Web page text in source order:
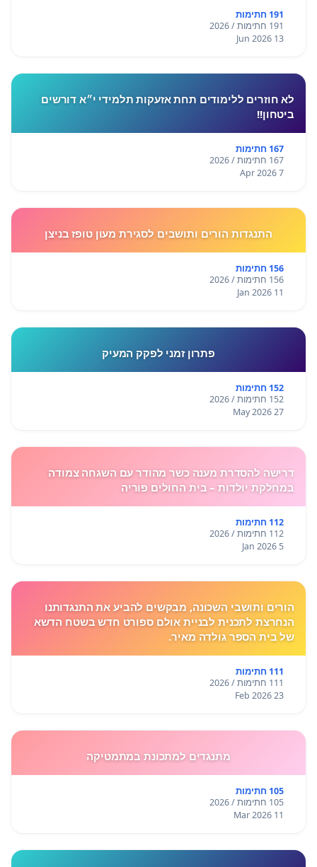
191 חתימות
191 חתימות / 2026
13 Jun 2026
לא חוזרים ללימודים תחת אזעקות תלמידי י״א דורשים
ביטחון!!
167 חתימות
167 חתימות / 2026
7 Apr 2026
התנגדות הורים ותושבים לסגירת מעון טופז בניצן
156 חתימות
156 חתימות / 2026
11 Jan 2026
פתרון זמני לפקק המעיק
152 חתימות
152 חתימות / 2026
27 May 2026
דרישה להסדרת מענה כשר מהודר עם השגחה צמודה
במחלקת יולדות – בית החולים פוריה
112 חתימות
112 חתימות / 2026
5 Jan 2026
הורים ותושבי השכונה, מבקשים להביע את התנגדותנו
הנחרצת לתכנית לבניית אולם ספורט חדש בשטח הדשא
של בית הספר גולדה מאיר.
111 חתימות
111 חתימות / 2026
23 Feb 2026
מתנגדים למתכונת במתמטיקה
105 חתימות
105 חתימות / 2026
11 Mar 2026